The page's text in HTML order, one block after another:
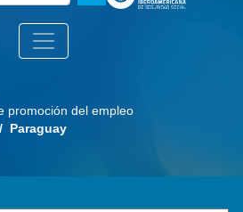
promoción del empleo
/ Paraguay